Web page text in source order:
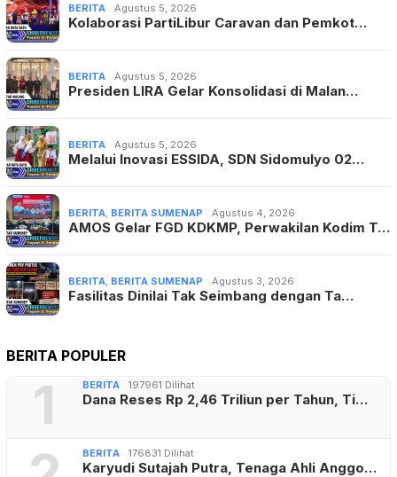
BERITA Agustus 5, 2026
Kolaborasi PartiLibur Caravan dan Pemkot…
BERITA Agustus 5, 2026
Presiden LIRA Gelar Konsolidasi di Malan…
BERITA Agustus 5, 2026
Melalui Inovasi ESSIDA, SDN Sidomulyo 02…
BERITA BERITA SUMENAP Agustus 4, 2026
AMOS Gelar FGD KDKMP, Perwakilan Kodim T…
BERITA BERITA SUMENAP Agustus 3, 2026
Fasilitas Dinilai Tak Seimbang dengan Ta…
BERITA POPULER
1 BERITA 197961 Dilihat
Dana Reses Rp 2,46 Triliun per Tahun, Ti…
BERITA 176831 Dilihat
Karyudi Sutajah Putra, Tenaga Ahli Anggo…